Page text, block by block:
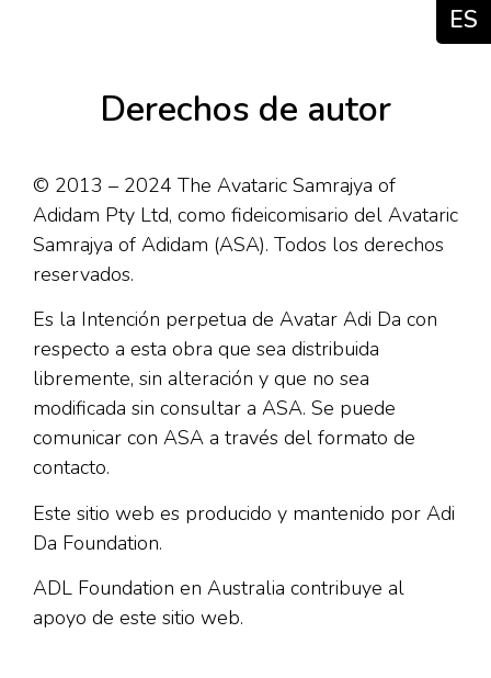
ES
Derechos de autor
© 2013 – 2024 The Avataric Samrajya of
Adidam Pty Ltd, como fideicomisario del Avataric
Samrajya of Adidam (ASA). Todos los derechos
reservados.
Es la Intención perpetua de Avatar Adi Da con
respecto a esta obra que sea distribuida
libremente, sin alteración y que no sea
modificada sin consultar a ASA. Se puede
comunicar con ASA a través del formato de
contacto.
Este sitio web es producido y mantenido por Adi
Da Foundation.
ADL Foundation en Australia contribuye al
apoyo de este sitio web.